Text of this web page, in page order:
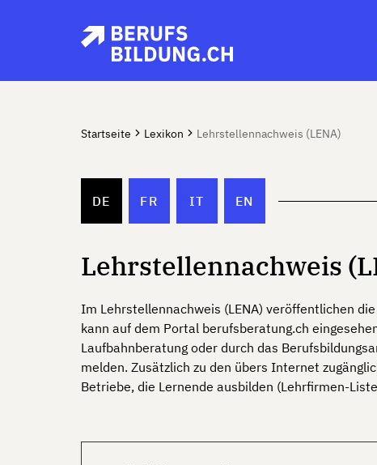
Startseite Lexikon Lehrstellennachweis (LENA)
DE FR IT EN
Lehrstellennachweis
Im Lehrstellennachweis (LENA) veröffentlichen
kann auf dem Portal berufsberatung.ch
Laufbahnberatung oder durch das
melden. Zusätzlich zu den übers Internet
Betriebe, die Lernende ausbilden (Lehrfirmen-